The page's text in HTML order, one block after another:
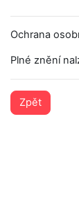
Ochrana
Plné znění
Zpět